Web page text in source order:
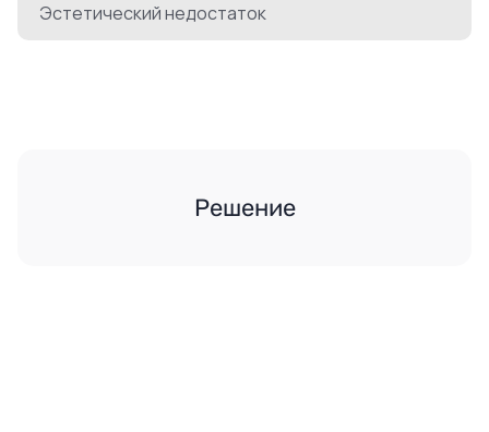
Эстетический недостаток
Решение